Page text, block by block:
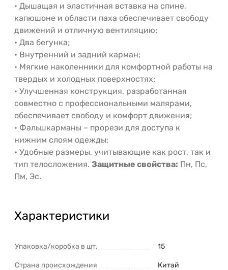
• Дышащая и эластичная вставка на спине,
капюшоне и области паха обеспечивает свободу
движений и отличную вентиляцию;
• Два бегунка;
• Внутренний и задний карман;
• Мягкие наколенники для комфортной работы на
твердых и холодных поверхностях;
• Улучшенная конструкция, разработанная
совместно с профессиональными малярами,
обеспечивает свободу и комфорт движения;
• Фальшкарманы – прорези для доступа к
нижним слоям одежды;
• Удобные размеры, учитывающие как рост, так и
тип телосложения. Защитные свойства: Пн, Пс,
Пм, Эс.
Характеристики
Упаковка/коробка в шт. 15
Страна происхождения Китай